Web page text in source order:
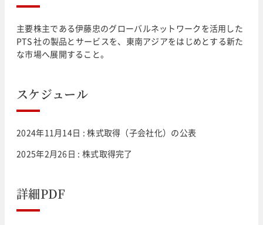
主要株主である伊藤忠のグローバルネットワークを活用した
PTS 社の製品とサービスを、東南アジアをはじめとする新た
な市場へ展開すること。
スケジュール
2024年11月14日 : 株式取得（子会社化）の公表
2025年2月26日 : 株式取得完了
詳細PDF